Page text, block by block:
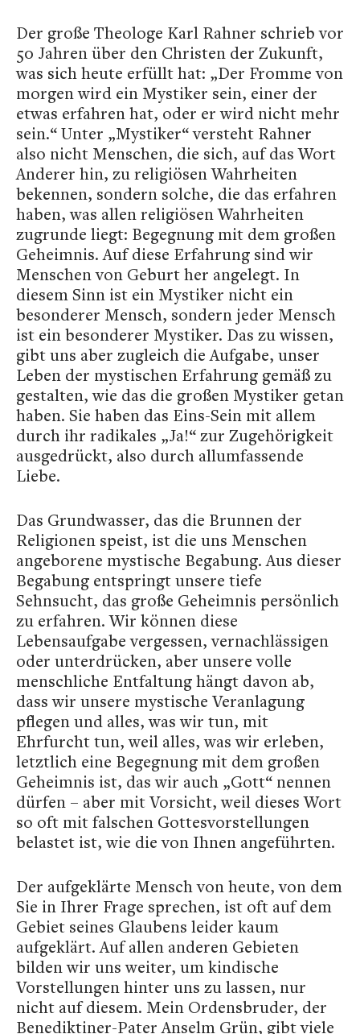
Der große Theologe Karl Rahner schrieb vor
50 Jahren über den Christen der Zukunft,
was sich heute erfüllt hat: „Der Fromme von
morgen wird ein Mystiker sein, einer der
etwas erfahren hat, oder er wird nicht mehr
sein.“ Unter „Mystiker“ versteht Rahner
also nicht Menschen, die sich, auf das Wort
Anderer hin, zu religiösen Wahrheiten
bekennen, sondern solche, die das erfahren
haben, was allen religiösen Wahrheiten
zugrunde liegt: Begegnung mit dem großen
Geheimnis. Auf diese Erfahrung sind wir
Menschen von Geburt her angelegt. In
diesem Sinn ist ein Mystiker nicht ein
besonderer Mensch, sondern jeder Mensch
ist ein besonderer Mystiker. Das zu wissen,
gibt uns aber zugleich die Aufgabe, unser
Leben der mystischen Erfahrung gemäß zu
gestalten, wie das die großen Mystiker getan
haben. Sie haben das Eins-Sein mit allem
durch ihr radikales „Ja!“ zur Zugehörigkeit
ausgedrückt, also durch allumfassende
Liebe.
Das Grundwasser, das die Brunnen der
Religionen speist, ist die uns Menschen
angeborene mystische Begabung. Aus dieser
Begabung entspringt unsere tiefe
Sehnsucht, das große Geheimnis persönlich
zu erfahren. Wir können diese
Lebensaufgabe vergessen, vernachlässigen
oder unterdrücken, aber unsere volle
menschliche Entfaltung hängt davon ab,
dass wir unsere mystische Veranlagung
pflegen und alles, was wir tun, mit
Ehrfurcht tun, weil alles, was wir erleben,
letztlich eine Begegnung mit dem großen
Geheimnis ist, das wir auch „Gott“ nennen
dürfen – aber mit Vorsicht, weil dieses Wort
so oft mit falschen Gottesvorstellungen
belastet ist, wie die von Ihnen angeführten.
Der aufgeklärte Mensch von heute, von dem
Sie in Ihrer Frage sprechen, ist oft auf dem
Gebiet seines Glaubens leider kaum
aufgeklärt. Auf allen anderen Gebieten
bilden wir uns weiter, um kindische
Vorstellungen hinter uns zu lassen, nur
nicht auf diesem. Mein Ordensbruder, der
Benediktiner-Pater Anselm Grün, gibt viele